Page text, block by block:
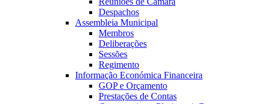
Despachos
Assembleia Municipal
Membros
Deliberações
Sessões
Regimento
Informação Económica Financeira
GOP e Orçamento
Prestações de Contas